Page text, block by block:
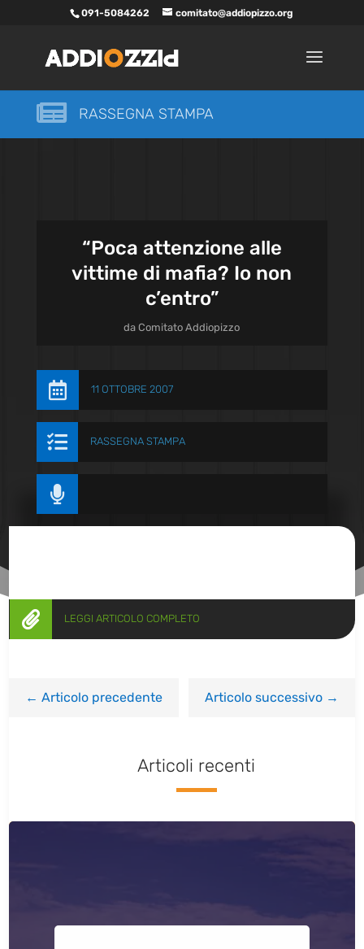
091-5084262 comitato@addiopizzo.org
 RASSEGNA STAMPA
“Poca attenzione alle
vittime di mafia? Io non
c’entro”
daComitato Addiopizzo
 11 OTTOBRE 2007
 RASSEGNA STAMPA

 LEGGI ARTICOLO COMPLETO
←Articolo precedente Articolo successivo→
Articoli recenti